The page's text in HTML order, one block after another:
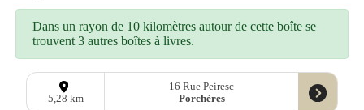
Dans un rayon de 10 kilomètres autour de cette boîte se
trouvent 3 autres boîtes à livres.
5,28 km
16 Rue Peiresc
Porchères